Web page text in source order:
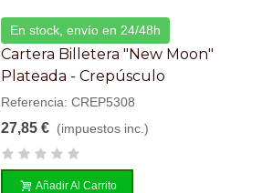
En stock, envío en 24/48h
Cartera Billetera "New Moon"
Plateada - Crepúsculo
Referencia: CREP5308
27,85 € (impuestos inc.)
Añadir Al Carrito